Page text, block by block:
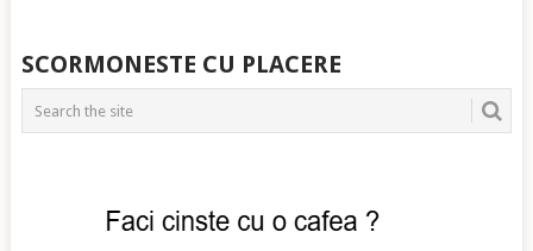
SCORMONESTE CU PLACERE